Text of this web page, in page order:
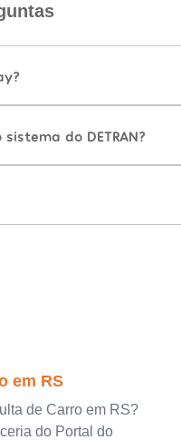
do DETRAN?
em RS
de Carro em RS?
do Portal do